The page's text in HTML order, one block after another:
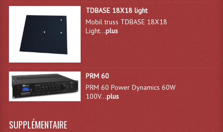
Projecteurs Par : 16 À 64 Et Autres
Projecteurs Poursuite
Projecteurs Théatre: Plan Convexe Fresnel
Rampe De Spots
Scanners
TDBASE 18X18 light
Mobil truss TDBASE 18X18
Light...plus
PRM 60
PRM 60 Power Dynamics 60W
100V...plus
SUPPLÉMENTAIRE